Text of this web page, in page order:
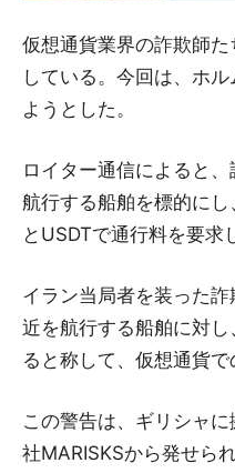
仮想通貨業界の詐欺師
している。今回は、ホ
ようとした。
ロイター通信によると
航行する船舶を標的にし
とUSDTで通行料を要求
イラン当局者を装った
近を航行する船舶に対
ると称して、仮想通貨で
この警告は、ギリシャ
社MARISKSから発せら